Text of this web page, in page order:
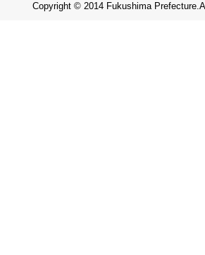
Copyright © 2014 Fukushima